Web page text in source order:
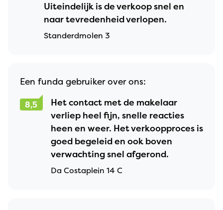
Uiteindelijk is de verkoop snel en
naar tevredenheid verlopen.
Standerdmolen 3
Een funda gebruiker over ons:
8,5
Het contact met de makelaar
verliep heel fijn, snelle reacties
heen en weer. Het verkoopproces is
goed begeleid en ook boven
verwachting snel afgerond.
Da Costaplein 14 C